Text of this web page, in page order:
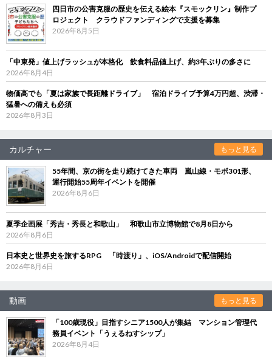
四日市の公害克服の歴史を伝える絵本『スモックリン』制作プ
ロジェクト クラウドファンディングで支援を募集
2026年8月5日
「中東発」値上げラッシュが本格化 飲食料品値上げ、約3年ぶりの多さに
2026年8月4日
物価高でも「夏は家族で長距離ドライブ」 宿泊ドライブ予算4万円超、渋滞・
猛暑への備えも必須
2026年8月3日
カルチャー もっと見る
55年間、京の街を走り続けてきた車両 嵐山線・モボ301形、
運行開始55周年イベントを開催
2026年8月6日
夏季企画展「秀吉・秀長と和歌山」 和歌山市立博物館で8月8日から
2026年8月6日
日本史と世界史を旅するRPG 「時渡り」、iOS/Androidで配信開始
2026年8月6日
動画 もっと見る
「100歳現役」目指すシニア1500人が集結 マンション管理代
務員イベント「うぇるねすシップ」
2026年8月4日